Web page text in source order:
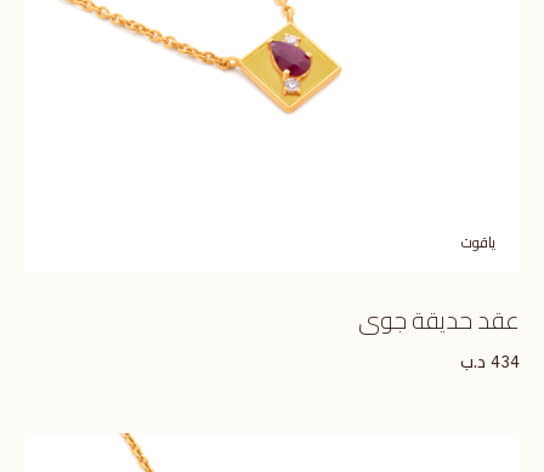
ياقوت
عقد حديقة جوى
434 د.ب